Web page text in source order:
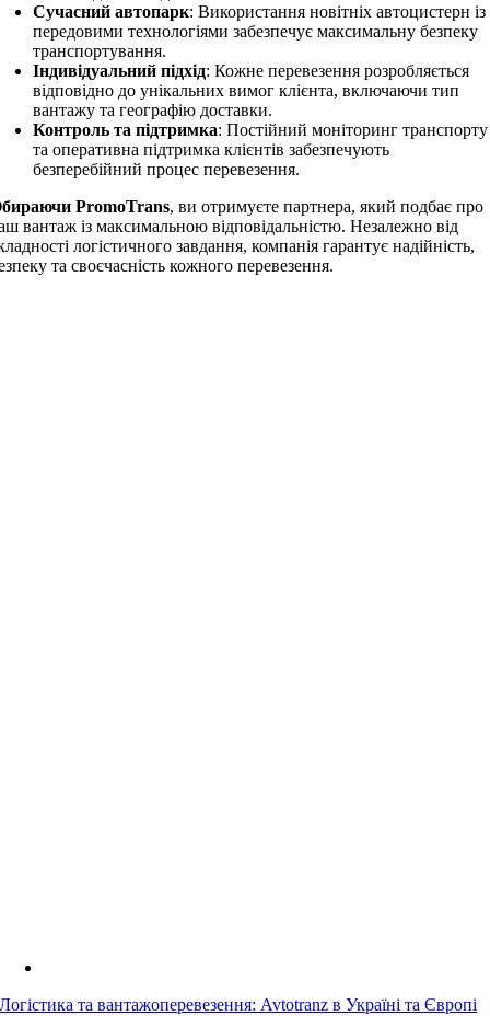
Сучасний автопарк: Використання новітніх автоцистерн із
передовими технологіями забезпечує максимальну безпеку
транспортування.
Індивідуальний підхід: Кожне перевезення розробляється
відповідно до унікальних вимог клієнта, включаючи тип
вантажу та географію доставки.
Контроль та підтримка: Постійний моніторинг транспорту
та оперативна підтримка клієнтів забезпечують
безперебійний процес перевезення.
PromoTrans, ви отримуєте партнера, який подбає про
вантаж із максимальною відповідальністю. Незалежно від
логістичного завдання, компанія гарантує надійність,
та своєчасність кожного перевезення.
Логістика та вантажоперевезення: Avtotranz в Україні та Європі